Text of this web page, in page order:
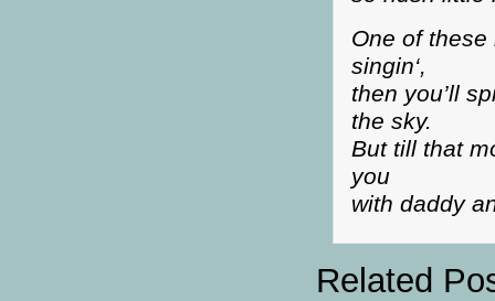
One of these
singin‘,
then you’ll
the sky.
But till that
you
with daddy
Related